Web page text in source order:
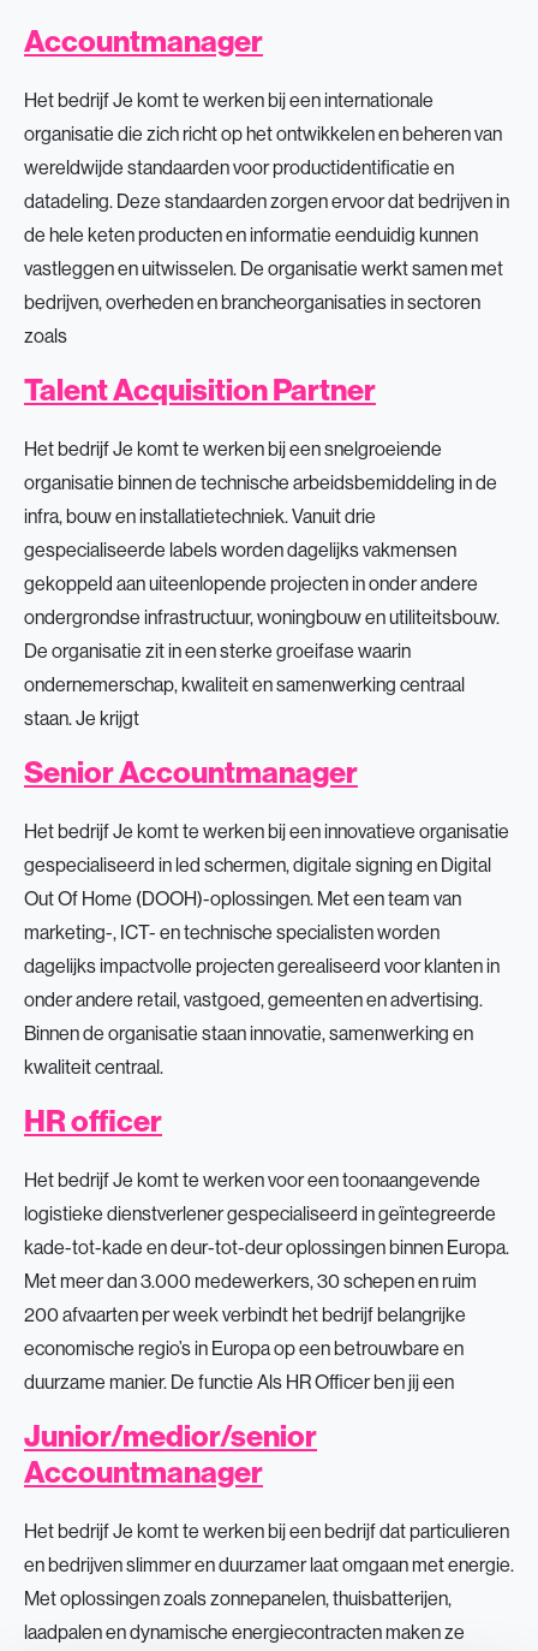
Accountmanager
Het bedrijf Je komt te werken bij een internationale
organisatie die zich richt op het ontwikkelen en beheren van
wereldwijde standaarden voor productidentificatie en
datadeling. Deze standaarden zorgen ervoor dat bedrijven in
de hele keten producten en informatie eenduidig kunnen
vastleggen en uitwisselen. De organisatie werkt samen met
bedrijven, overheden en brancheorganisaties in sectoren
zoals
Talent Acquisition Partner
Het bedrijf Je komt te werken bij een snelgroeiende
organisatie binnen de technische arbeidsbemiddeling in de
infra, bouw en installatietechniek. Vanuit drie
gespecialiseerde labels worden dagelijks vakmensen
gekoppeld aan uiteenlopende projecten in onder andere
ondergrondse infrastructuur, woningbouw en utiliteitsbouw.
De organisatie zit in een sterke groeifase waarin
ondernemerschap, kwaliteit en samenwerking centraal
staan. Je krijgt
Senior Accountmanager
Het bedrijf Je komt te werken bij een innovatieve organisatie
gespecialiseerd in led schermen, digitale signing en Digital
Out Of Home (DOOH)-oplossingen. Met een team van
marketing-, ICT- en technische specialisten worden
dagelijks impactvolle projecten gerealiseerd voor klanten in
onder andere retail, vastgoed, gemeenten en advertising.
Binnen de organisatie staan innovatie, samenwerking en
kwaliteit centraal.
HR officer
Het bedrijf Je komt te werken voor een toonaangevende
logistieke dienstverlener gespecialiseerd in geïntegreerde
kade-tot-kade en deur-tot-deur oplossingen binnen Europa.
Met meer dan 3.000 medewerkers, 30 schepen en ruim
200 afvaarten per week verbindt het bedrijf belangrijke
economische regio’s in Europa op een betrouwbare en
duurzame manier. De functie Als HR Officer ben jij een
Junior/medior/senior
Accountmanager
Het bedrijf Je komt te werken bij een bedrijf dat particulieren
en bedrijven slimmer en duurzamer laat omgaan met energie.
Met oplossingen zoals zonnepanelen, thuisbatterijen,
laadpalen en dynamische energiecontracten maken ze